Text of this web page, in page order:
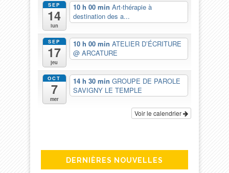
SEP
14
lun
10 h 00 min Art-thérapie à
destination des a...
SEP
17
jeu
10 h 00 min ATELIER D’ÉCRITURE
@ ARCATURE
OCT
7
mer
14 h 30 min GROUPE DE PAROLE
SAVIGNY LE TEMPLE
Voir le calendrier
DERNIÈRES NOUVELLES